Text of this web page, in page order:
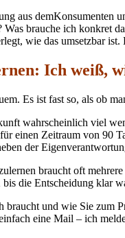
aus demKonsumenten
brauche ich konkret
wie das umsetzbar
Ich weiß,
Es ist fast so, als ob
wahrscheinlich viel
einen Zeitraum von 90
der
braucht oft
die Entscheidung klar
braucht und wie Sie zum
eine Mail – ich